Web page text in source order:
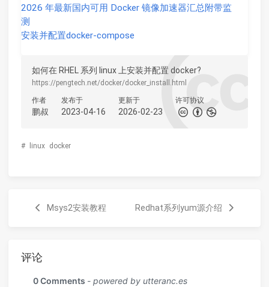
2026 年最新国内可用 Docker 镜像加速器汇总附带监
测
安装并配置docker-compose
如何在 RHEL 系列 linux 上安装并配置 docker?
https://pengtech.net/docker/docker_install.html
作者
鹏叔
发布于
2023-04-16
更新于
2026-02-23
许可协议
# linux docker
Msys2安装教程 Redhat系列yum源介绍
评论